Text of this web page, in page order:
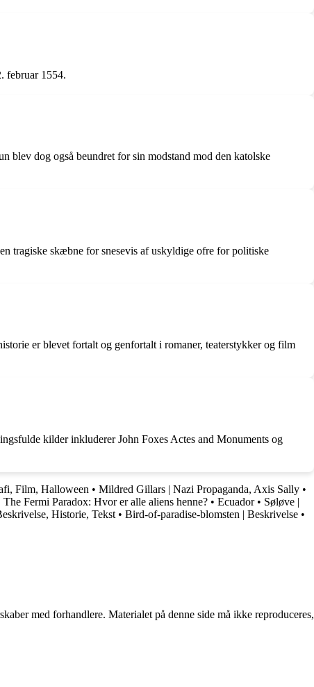
februar 1554.
blev dog også beundret for sin modstand mod den katolske
tragiske skæbne for snesevis af uskyldige ofre for politiske
er blevet fortalt og genfortalt i romaner, teaterstykker og film
kilder inkluderer John Foxes Actes and Monuments og
Film, Halloween • Mildred Gillars | Nazi Propaganda, Axis Sally •
The Fermi Paradox: Hvor er alle aliens henne? • Ecuador• Søløve |
Historie, Tekst • Bird-of-paradise-blomsten | Beskrivelse •
med forhandlere. Materialet på denne side må ikke reproduceres,